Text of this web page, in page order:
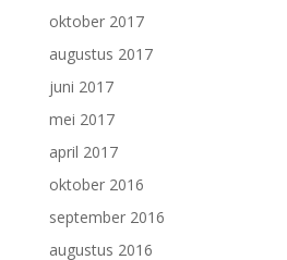
oktober 2017
augustus 2017
juni 2017
mei 2017
april 2017
oktober 2016
september 2016
augustus 2016